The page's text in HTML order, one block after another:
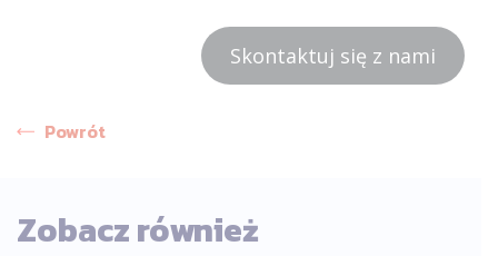
Skontaktuj się z nami
Powrót
Zobacz również